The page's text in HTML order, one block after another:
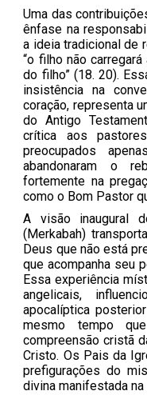
Uma das
ênfase na
a ideia tradicional de
“o filho não
do filho” (18. 20).
insistência na
coração, representa
do Antigo
crítica aos
preocupados
abandonaram o
fortemente na
como o Bom Pastor
A visão inaugural
(Merkabah)
Deus que não está
que acompanha seu
Essa experiência
angelicais,
apocalíptica
mesmo tempo
compreensão cristã
Cristo. Os Pais da
prefigurações do
divina manifestada na